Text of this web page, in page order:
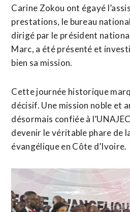
Carine Zokou ont égayé
prestations, le bureau national
dirigé par le président
Marc, a été présenté et
bien sa mission.
Cette journée historique
décisif. Une mission noble et
désormais confiée à
devenir le véritable phare de
évangélique en Côte d’Ivoire.